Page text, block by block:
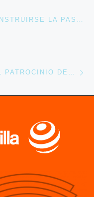
28-12-1988. ALCATEL FIRMA EL PATROCINIO DEL CINE ESPACIAL DE EXPO’92